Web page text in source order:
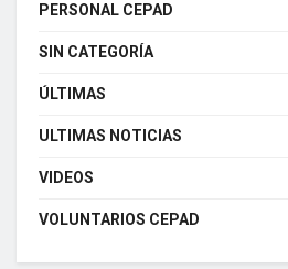
PERSONAL CEPAD
SIN CATEGORÍA
ÚLTIMAS
ULTIMAS NOTICIAS
VIDEOS
VOLUNTARIOS CEPAD